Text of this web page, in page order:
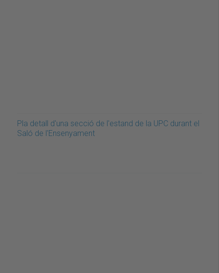
Pla detall d'una secció de l'estand de la UPC durant el
Saló de l'Ensenyament